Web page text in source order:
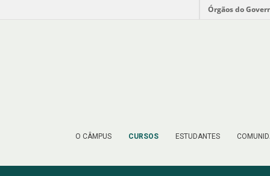
Órgãos do
O CÂMPUS CURSOS ESTUDANTES